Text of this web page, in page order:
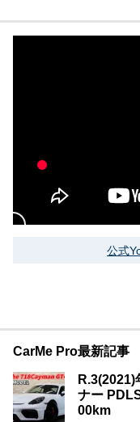
公式
CarMe Pro最新記事
ナー
00km